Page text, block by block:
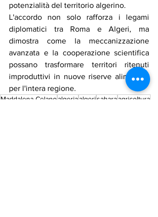
potenzialità del territorio algerino.
L'accordo non solo rafforza i legami
diplomatici tra Roma e Algeri, ma
dimostra come la meccanizzazione
avanzata e la cooperazione scientifica
possano trasformare territori ritenuti
improduttivi in nuove riserve alimentari
per l'intera regione.
Maddalena Celanoalgeriaalgerisaharaagricoltura